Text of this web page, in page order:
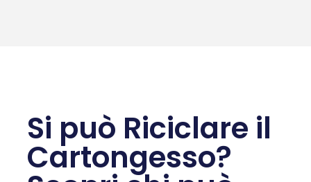
Si può Riciclare il
Cartongesso?